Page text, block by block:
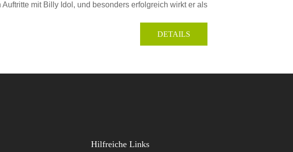
mit Billy Idol, und besonders erfolgreich wirkt er als
DETAILS
Hilfreiche Links